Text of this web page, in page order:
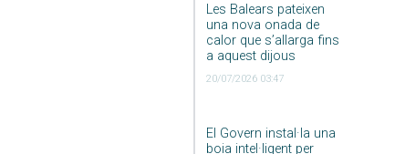
Les Balears pateixen
una nova onada de
calor que s’allarga fins
a aquest dijous
20/07/2026 03:47
El Govern instal·la una
boia intel·ligent per